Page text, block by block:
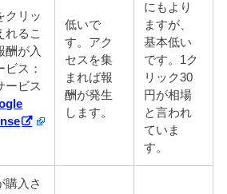
クリッ
れるこ
酬が入
ビス：
ービス
低いで
す。アク
セスを集
まれば報
酬が発生
します。
にもより
ますが、
基本低い
です。1ク
リック30
円が相場
と言われ
ていま
す。
購入さ